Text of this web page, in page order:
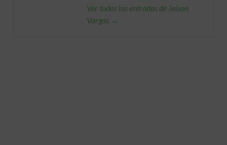
Ver todas las entradas de Jeison
Vargas →